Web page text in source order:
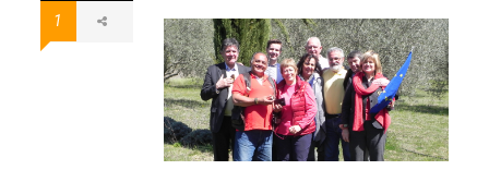
1